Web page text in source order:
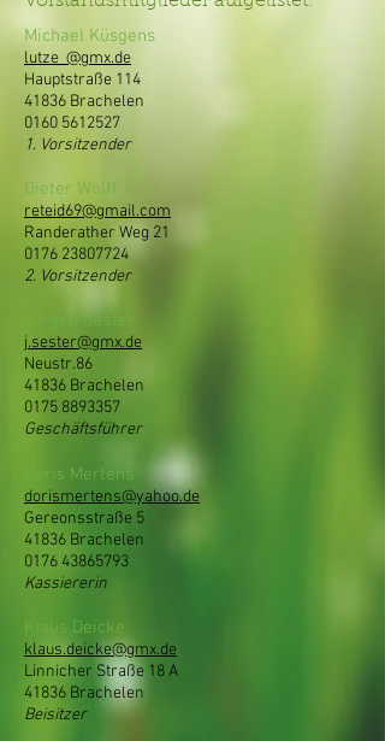
Michael Küsgens
lutze_@gmx.de
Hauptstraße 114
41836 Brachelen
0160 5612527
1. Vorsitzender
Dieter Wolff
reteid69@gmail.com
Randerather Weg 21
0176 23807724
2. Vorsitzender
Jürgen Sester
j.sester@gmx.de
Neustr.86
41836 Brachelen
0175 8893357
Geschäftsführer
Doris Mertens
dorismertens@yahoo.de
Gereonsstraße 5
41836 Brachelen
0176 43865793
Kassiererin
Klaus Deicke
klaus.deicke@gmx.de
Linnicher Straße 18 A
41836 Brachelen
Beisitzer